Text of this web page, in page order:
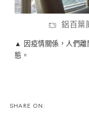
鋁百葉
▲ 因疫情關係，人們離
態。
SHARE ON: